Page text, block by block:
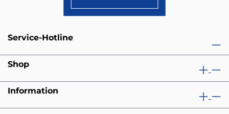
Service-Hotline
Shop
Information